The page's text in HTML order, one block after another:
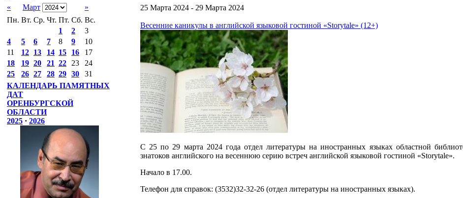
«
Март
»
Пн. Вт. Ср. Чт. Пт. Сб. Вс.
1
2
3
4
5 6 7 8 9
10
11
12 13 14 15 16
17
18
19 20 21 22 23
24
25
26 27 28 29 30
31
КАЛЕНДАРЬ ПАМЯТНЫХ
ДАТ
ОРЕНБУРГСКОЙ
ОБЛАСТИ
2025 · 2026
25 Марта 2024 - 29 Марта 2024
Весенние каникулы в английской языковой гостиной «Storytale» (12+)
C 25 по 29 марта 2024 года отдел литературы на иностранных языках областной
знатоков английского на весеннюю серию встреч английской языковой гостиной «Storytale».
Начало в 17.00.
Телефон для справок: (3532)32-32-26 (отдел литературы на иностранных языках).